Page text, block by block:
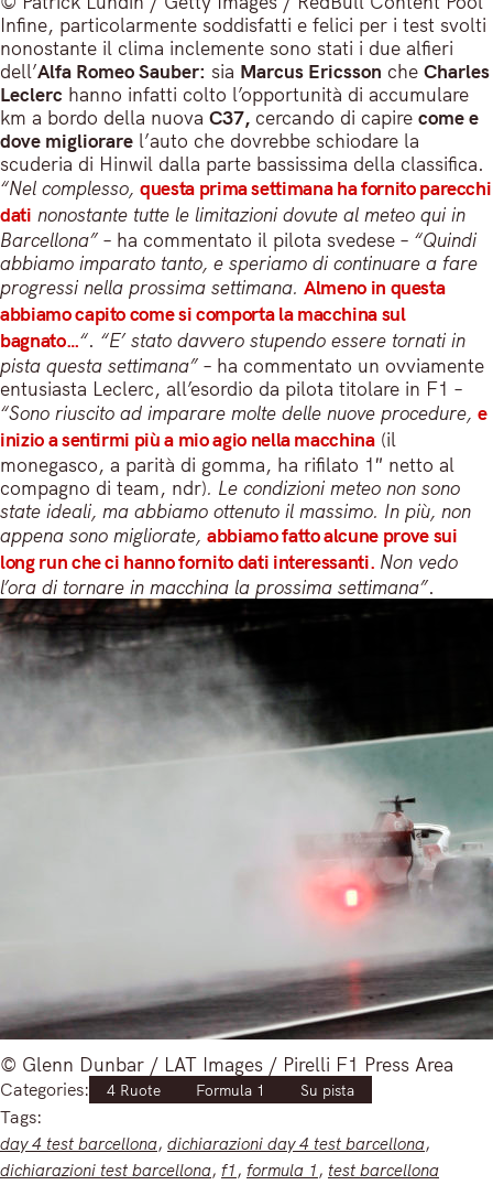
Infine, particolarmente soddisfatti e felici per i test svolti
nonostante il clima inclemente sono stati i due alfieri
dell’Alfa Romeo Sauber: sia Marcus Ericsson che Charles
Leclerc hanno infatti colto l’opportunità di accumulare
km a bordo della nuova C37, cercando di capire come e
dove migliorare l’auto che dovrebbe schiodare la
scuderia di Hinwil dalla parte bassissima della classifica.
“Nel complesso, questa prima settimana ha fornito parecchi
dati nonostante tutte le limitazioni dovute al meteo qui in
Barcellona” – ha commentato il pilota svedese – “Quindi
abbiamo imparato tanto, e speriamo di continuare a fare
progressi nella prossima settimana. Almeno in questa
abbiamo capito come si comporta la macchina sul
bagnato…“. “E’ stato davvero stupendo essere tornati in
pista questa settimana” – ha commentato un ovviamente
entusiasta Leclerc, all’esordio da pilota titolare in F1 –
“Sono riuscito ad imparare molte delle nuove procedure, e
inizio a sentirmi più a mio agio nella macchina(il
monegasco, a parità di gomma, ha rifilato 1″ netto al
compagno di team, ndr). Le condizioni meteo non sono
state ideali, ma abbiamo ottenuto il massimo. In più, non
appena sono migliorate, abbiamo fatto alcune prove sui
long run che ci hanno fornito dati interessanti. Non vedo
l’ora di tornare in macchina la prossima settimana”.
© Glenn Dunbar / LAT Images / Pirelli F1 Press Area
Categories: 4 Ruote Formula 1 Su pista
Tags:
day 4 test barcellona, dichiarazioni day 4 test barcellona
dichiarazioni test barcellona, f1 , formula 1 , test barcellona